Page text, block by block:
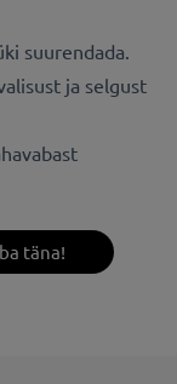
suurendada.
ja selgust
täna!